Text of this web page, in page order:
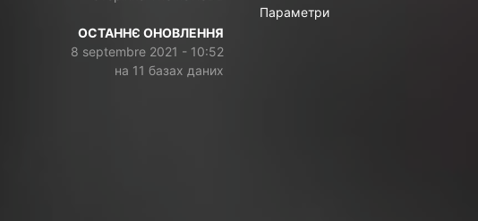
ОСТАННЄ ОНОВЛЕННЯ
8 septembre 2021 - 10:52
на 11 базах даних
Параметри